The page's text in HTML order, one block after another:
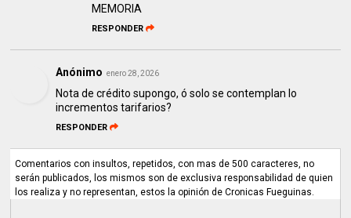
MEMORIA
RESPONDER
Anónimo enero 28, 2026
Nota de crédito supongo, ó solo se contemplan lo
incrementos tarifarios?
RESPONDER
Comentarios con insultos, repetidos, con mas de 500 caracteres, no
serán publicados, los mismos son de exclusiva responsabilidad de quien
los realiza y no representan, estos la opinión de Cronicas Fueguinas.